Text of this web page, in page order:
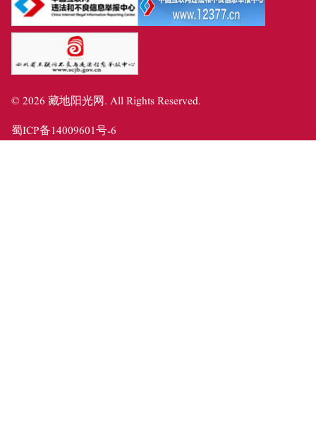
©2026藏地阳光网. All Rights Reserved.
蜀ICP备14009601号-6